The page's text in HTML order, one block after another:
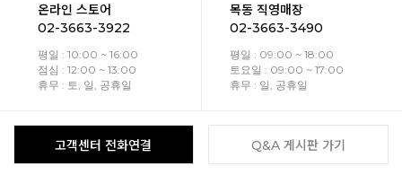
온라인 스토어
02-3663-3922
평일 : 10:00 ~ 16:00
점심 : 12:00 ~ 13:00
휴무 : 토, 일, 공휴일
목동 직영매장
02-3663-3490
평일 : 09:00 ~ 18:00
토요일 : 09:00 ~ 17:00
휴무 : 일, 공휴일
고객센터 전화연결 Q&A 게시판 가기